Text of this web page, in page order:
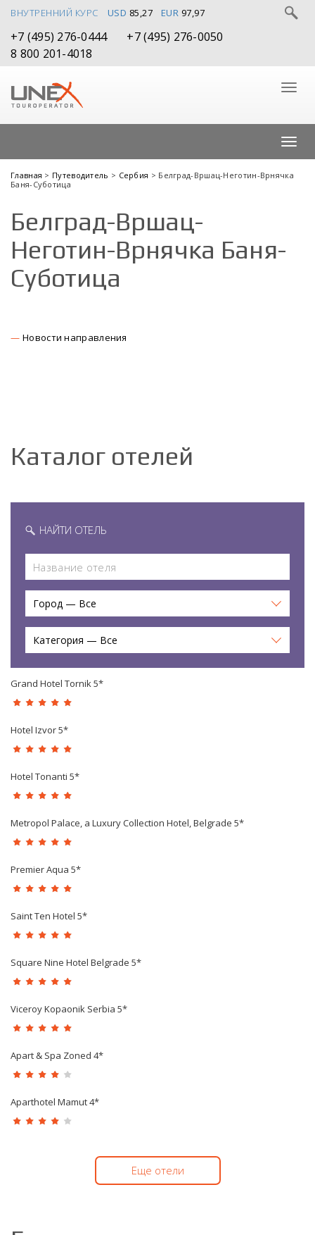
ВНУТРЕННИЙ КУРС USD 85,27 EUR 97,97
+7 (495) 276-0444
+7 (495) 276-0050
8 800 201-4018
Главная > Путеводитель > Сербия > Белград-Вршац-Неготин-Врнячка
Баня-Суботица
Белград-Вршац-
Неготин-Врнячка Баня-
Суботица
Новости направления
Каталог отелей
НАЙТИ ОТЕЛЬ
Город — Все
Категория — Все
Grand Hotel Tornik 5*
Hotel Izvor 5*
Hotel Tonanti 5*
Metropol Palace, a Luxury Collection Hotel, Belgrade 5*
Premier Aqua 5*
Saint Ten Hotel 5*
Square Nine Hotel Belgrade 5*
Viceroy Kopaonik Serbia 5*
Apart & Spa Zoned 4*
Aparthotel Mamut 4*
Еще отели